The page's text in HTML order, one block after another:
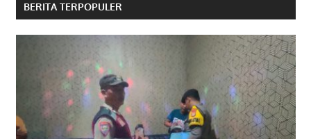
BERITA TERPOPULER